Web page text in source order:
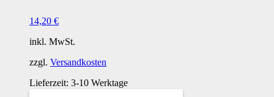
14,20 €
inkl. MwSt.
zzgl. Versandkosten
Lieferzeit: 3-10 Werktage